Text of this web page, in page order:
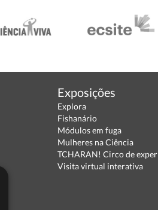
Exposições
Explora
Fishanário
Módulos em fuga
Mulheres na Ciência
TCHARAN! Circo de
Visita virtual interativa